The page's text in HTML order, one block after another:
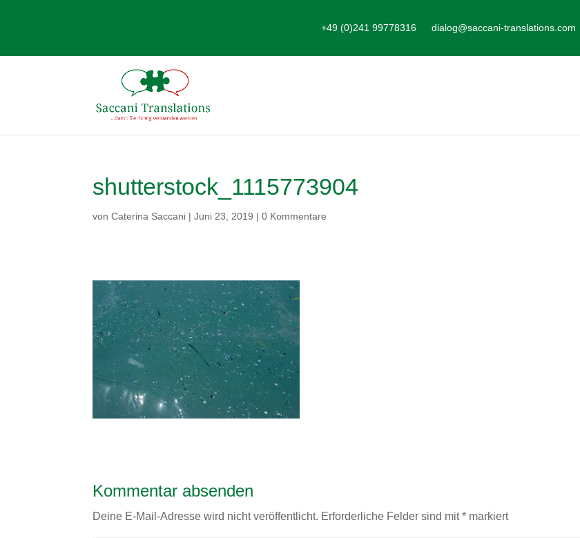
+49 (0)241 99778316 dialog@saccani-translations.com
shutterstock_1115773904
vonCaterina Saccani |Juni 23, 2019 |0 Kommentare
Kommentar absenden
Deine E-Mail-Adresse wird nicht veröffentlicht. Erforderliche Felder sind mit* markiert